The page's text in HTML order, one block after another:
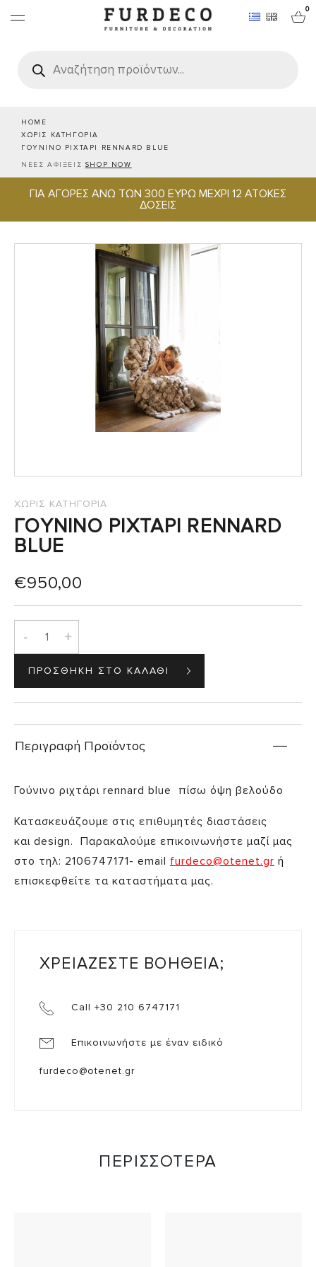
0
search
HOME
ΧΩΡΙΣ ΚΑΤΗΓΟΡΙΑ
ΓΟΥΝΙΝΟ ΡΙΧΤΑΡΙ RENNARD BLUE
ΝΕΕΣ ΑΦΙΞΕΙΣ SHOP NOW
ΓΙΑ ΑΓΟΡΕΣ ΑΝΩ ΤΩΝ 300 ΕΥΡΩ ΜΕΧΡΙ 12 ΑΤΟΚΕΣ
ΔΟΣΕΙΣ
ΕΠΙΠΛΑ
ΧΑΛΙΑ
ΕΙΔΗ ΣΕΡΒΙΡΙΣΜΑΤΟΣ & ΦΙΛΟΞΕΝΙΑΣ
ΧΩΡΙΣ ΚΑΤΗΓΟΡΙΑ
ΓΟΥΝΙΝΟ ΡΙΧΤΑΡΙ RENNARD
BLUE
€950,00
- +
Περιγραφή Προϊόντος
Γούνινο ριχτάρι rennard blue πίσω όψη βελούδο
Κατασκευάζουμε στις επιθυμητές διαστάσεις
και design. Παρακαλούμε επικοινωνήστε μαζί μας
στο τηλ: 2106747171- email furdeco@otenet.gr ή
επισκεφθείτε τα καταστήματα μας.
ΧΡΕΙΑΖΕΣΤΕ ΒΟΗΘΕΙΑ;
Call +30 210 6747171
Επικοινωνήστε με έναν ειδικό
furdeco@otenet.gr
ΠΕΡΙΣΣΟΤΕΡΑ